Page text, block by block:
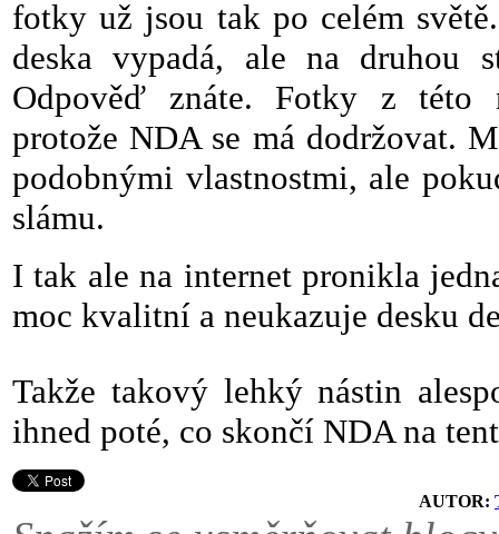
fotky už jsou tak po celém
deska vypadá, ale na druhou
Odpověď znáte. Fotky z této
protože NDA se má dodržovat.
podobnými vlastnostmi, ale
slámu.
I tak ale na internet pronikla
moc kvalitní a neukazuje desku
Takže takový lehký nástin
ihned poté, co skončí NDA na
AUTOR: